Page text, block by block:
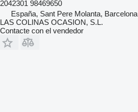
2042301 98469650
España, Sant Pere Molanta, Barcelona
LAS COLINAS OCASION, S.L.
Contacte con el vendedor